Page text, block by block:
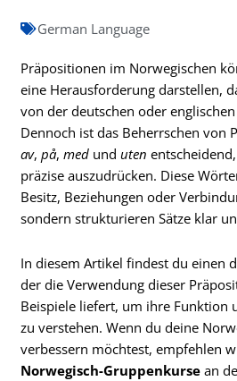
German Language
Präpositionen im Norwegischen
eine Herausforderung darstellen,
von der deutschen oder
Dennoch ist das Beherrschen von
av,på,med unduten
präzise auszudrücken. Diese
Besitz, Beziehungen oder
sondern strukturieren Sätze klar
In diesem Artikel findest du einen
der die Verwendung dieser
Beispiele liefert, um ihre Funktion
zu verstehen. Wenn du deine
verbessern möchtest, empfehlen
Norwegisch-Gruppenkurse an